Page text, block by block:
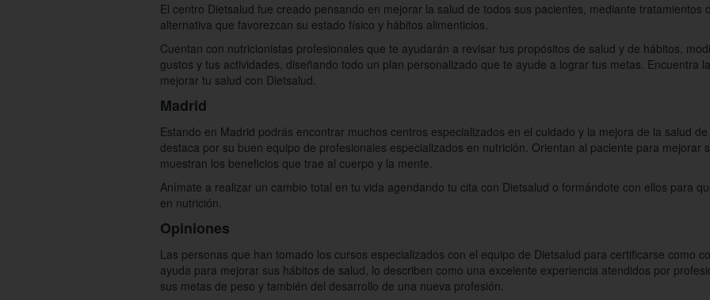
El centro Dietsalud fue creado pensando en mejorar la salud de todos sus pacientes, mediante tratamientos
alternativa que favorezcan su estado físico y hábitos alimenticios.
Cuentan con nutricionistas profesionales que te ayudarán a revisar tus propósitos de salud y de hábitos,
gustos y tus actividades, diseñando todo un plan personalizado que te ayude a lograr tus metas. Encuentra
mejorar tu salud con Dietsalud.
Madrid
Estando en Madrid podrás encontrar muchos centros especializados en el cuidado y la mejora de la salud
destaca por su buen equipo de profesionales especializados en nutrición. Orientan al paciente para mejorar
muestran los beneficios que trae al cuerpo y la mente.
Anímate a realizar un cambio total en tu vida agendando tu cita con Dietsalud o formándote con ellos para
en nutrición.
Opiniones
Las personas que han tomado los cursos especializados con el equipo de Dietsalud para certificarse como
ayuda para mejorar sus hábitos de salud, lo describen como una excelente experiencia atendidos por
sus metas de peso y también del desarrollo de una nueva profesión.